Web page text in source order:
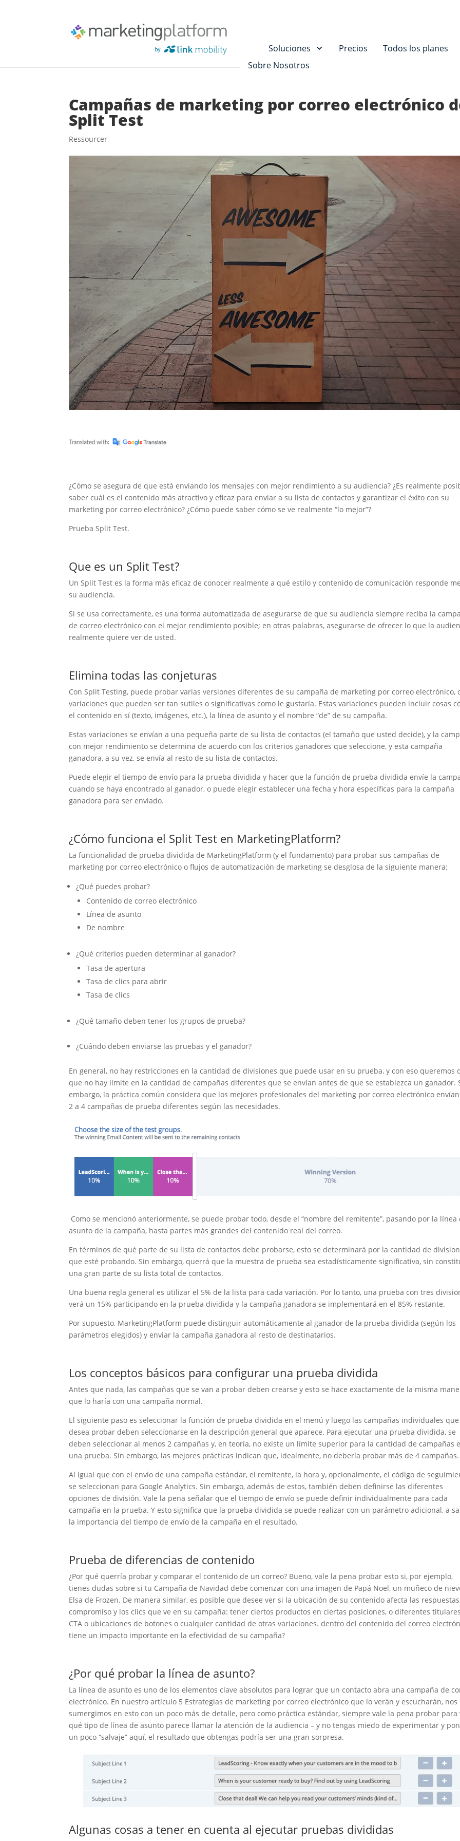
Soluciones Precios Todos los planes
Sobre Nosotros
Campañas de marketing por correo electrónico
Split Test
Ressourcer
¿Cómo se asegura de que está enviando los mensajes con mejor rendimiento a su audiencia? ¿Es realmente
saber cuál es el contenido más atractivo y eficaz para enviar a su lista de contactos y garantizar el éxito con su
marketing por correo electrónico? ¿Cómo puede saber cómo se ve realmente “lo mejor”?
Prueba Split Test.
Que es un Split Test?
Un Split Test es la forma más eficaz de conocer realmente a qué estilo y contenido de comunicación responde
su audiencia.
Si se usa correctamente, es una forma automatizada de asegurarse de que su audiencia siempre reciba la
de correo electrónico con el mejor rendimiento posible; en otras palabras, asegurarse de ofrecer lo que la
realmente quiere ver de usted.
Elimina todas las conjeturas
Con Split Testing, puede probar varias versiones diferentes de su campaña de marketing por correo electrónico,
variaciones que pueden ser tan sutiles o significativas como le gustaría. Estas variaciones pueden incluir cosas
el contenido en sí (texto, imágenes, etc.), la línea de asunto y el nombre “de” de su campaña.
Estas variaciones se envían a una pequeña parte de su lista de contactos (el tamaño que usted decide), y la
con mejor rendimiento se determina de acuerdo con los criterios ganadores que seleccione, y esta campaña
ganadora, a su vez, se envía al resto de su lista de contactos.
Puede elegir el tiempo de envío para la prueba dividida y hacer que la función de prueba dividida envíe la
cuando se haya encontrado al ganador, o puede elegir establecer una fecha y hora específicas para la campaña
ganadora para ser enviado.
¿Cómo funciona el Split Test en MarketingPlatform?
La funcionalidad de prueba dividida de MarketingPlatform (y el fundamento) para probar sus campañas de
marketing por correo electrónico o flujos de automatización de marketing se desglosa de la siguiente manera:
¿Qué puedes probar?
Contenido de correo electrónico
Línea de asunto
De nombre
¿Qué criterios pueden determinar al ganador?
Tasa de apertura
Tasa de clics para abrir
Tasa de clics
¿Qué tamaño deben tener los grupos de prueba?
¿Cuándo deben enviarse las pruebas y el ganador?
En general, no hay restricciones en la cantidad de divisiones que puede usar en su prueba, y con eso queremos
que no hay límite en la cantidad de campañas diferentes que se envían antes de que se establezca un ganador.
embargo, la práctica común considera que los mejores profesionales del marketing por correo electrónico
2 a 4 campañas de prueba diferentes según las necesidades.
Como se mencionó anteriormente, se puede probar todo, desde el “nombre del remitente”, pasando por la línea
asunto de la campaña, hasta partes más grandes del contenido real del correo.
En términos de qué parte de su lista de contactos debe probarse, esto se determinará por la cantidad de
que esté probando. Sin embargo, querrá que la muestra de prueba sea estadísticamente significativa, sin
una gran parte de su lista total de contactos.
Una buena regla general es utilizar el 5% de la lista para cada variación. Por lo tanto, una prueba con tres
verá un 15% participando en la prueba dividida y la campaña ganadora se implementará en el 85% restante.
Por supuesto, MarketingPlatform puede distinguir automáticamente al ganador de la prueba dividida (según los
parámetros elegidos) y enviar la campaña ganadora al resto de destinatarios.
Los conceptos básicos para configurar una prueba dividida
Antes que nada, las campañas que se van a probar deben crearse y esto se hace exactamente de la misma
que lo haría con una campaña normal.
El siguiente paso es seleccionar la función de prueba dividida en el menú y luego las campañas individuales que
desea probar deben seleccionarse en la descripción general que aparece. Para ejecutar una prueba dividida, se
deben seleccionar al menos 2 campañas y, en teoría, no existe un límite superior para la cantidad de campañas
una prueba. Sin embargo, las mejores prácticas indican que, idealmente, no debería probar más de 4 campañas.
Al igual que con el envío de una campaña estándar, el remitente, la hora y, opcionalmente, el código de
se seleccionan para Google Analytics. Sin embargo, además de estos, también deben definirse las diferentes
opciones de división. Vale la pena señalar que el tiempo de envío se puede definir individualmente para cada
campaña en la prueba. Y esto significa que la prueba dividida se puede realizar con un parámetro adicional, a
la importancia del tiempo de envío de la campaña en el resultado.
Prueba de diferencias de contenido
¿Por qué querría probar y comparar el contenido de un correo? Bueno, vale la pena probar esto si, por ejemplo,
tienes dudas sobre si tu Campaña de Navidad debe comenzar con una imagen de Papá Noel, un muñeco de
Elsa de Frozen. De manera similar, es posible que desee ver si la ubicación de su contenido afecta las
compromiso y los clics que ve en su campaña: tener ciertos productos en ciertas posiciones, o diferentes
CTA o ubicaciones de botones o cualquier cantidad de otras variaciones. dentro del contenido del correo
tiene un impacto importante en la efectividad de su campaña?
¿Por qué probar la línea de asunto?
La línea de asunto es uno de los elementos clave absolutos para lograr que un contacto abra una campaña de
electrónico. En nuestro artículo 5 Estrategias de marketing por correo electrónico que lo verán y escucharán, nos
sumergimos en esto con un poco más de detalle, pero como práctica estándar, siempre vale la pena probar para
qué tipo de línea de asunto parece llamar la atención de la audiencia – y no tengas miedo de experimentar y
un poco “salvaje” aquí, el resultado que obtengas podría ser una gran sorpresa.
Algunas cosas a tener en cuenta al ejecutar pruebas divididas